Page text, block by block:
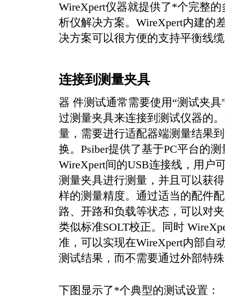
WireXpert仪器就提供了*个完整的
析仪解决方案。WireXpert内建的
决方案可以很方便的支持平衡线
连接到测量夹具
器 件测试通常需要使用“测试夹具
过测量夹具来连接到测试仪器的
量，需要进行适配器端测量结果
换。Psiber提供了基于PC平台的
WireXpert间的USB连接线，用户
测量夹具进行测量，并且可以获
样的测量精度。通过适当的配件
路、开路和负载等状态，可以对
类似标准SOLT校正。同时
准，可以实现在WireXpert内部自
测试结果，而不需要通过外部特
下图显示了*个典型的测试设置：